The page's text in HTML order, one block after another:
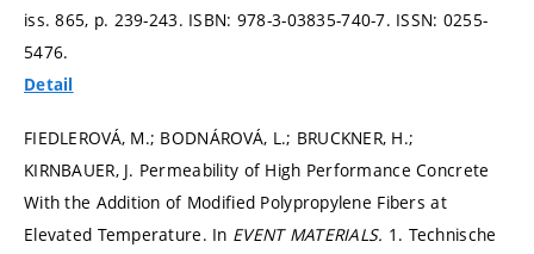
iss. 865, p. 239-243. ISBN: 978-3-03835-740-7. ISSN: 0255-
5476.
Detail
FIEDLEROVÁ, M.; BODNÁROVÁ, L.; BRUCKNER, H.;
KIRNBAUER, J. Permeability of High Performance Concrete
With the Addition of Modified Polypropylene Fibers at
Elevated Temperature. In EVENT MATERIALS. 1. Technische